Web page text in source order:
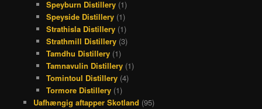
Speyburn Distillery (1)
Speyside Distillery (1)
Strathisla Distillery (1)
Strathmill Distillery (3)
Tamdhu Distillery (1)
Tamnavulin Distillery (1)
Tomintoul Distillery (4)
Tormore Distillery (1)
Uafhængig aftapper Skotland (95)